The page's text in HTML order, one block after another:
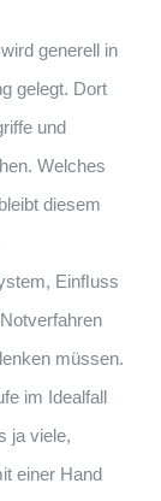
generell in
gelegt. Dort
und
Welches
diesem
Einﬂuss
müssen.
im Idealfall
ja viele,
einer Hand